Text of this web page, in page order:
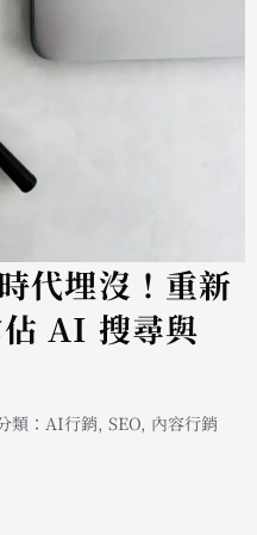
代埋沒！重新
AI 搜尋與
類： AI行銷, SEO, 內容行銷